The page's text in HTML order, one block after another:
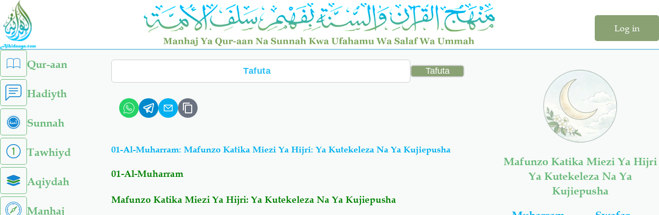
Skip
main
content
Log in
left
sidebar
menu
Qur-aan
Hadiyth
Sunnah
Tawhiyd
Aqiydah
Manhaj
Search
01-Al-Muharram: Mafunzo Katika Miezi Ya Hijri: Ya Kutekeleza Na Ya Kujiepusha
01-Al-Muharram
Mafunzo Katika Miezi Ya Hijri: Ya Kutekeleza Na Ya Kujiepusha
Mafunzo Katika Miezi Ya Hijri
Ya Kutekeleza Na Ya
Kujiepusha